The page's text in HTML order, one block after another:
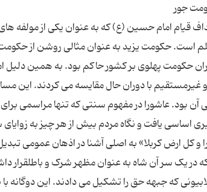
قیام امام حسین (ع) که به عنوان یکی از مولفه
است. حکومت یزید به عنوان مثالی روشن از
حکومت پهلوی بر کشور حاکم بود. به همین
با دوران حال مقایسه می کردند. این
بود. عاشورا در مفهوم سنتی که تنها مراسمی برای
اساسی یافت و نگاه مردم بیش از هر چیز به
و کل ارض کربلا» به اصلی آشنا در اذهان عمومی
در یک سر آن شاه به عنوان مظهر شرک و باطلقرار
که جبهه حق را تشکیل می دادند. این دوگانه